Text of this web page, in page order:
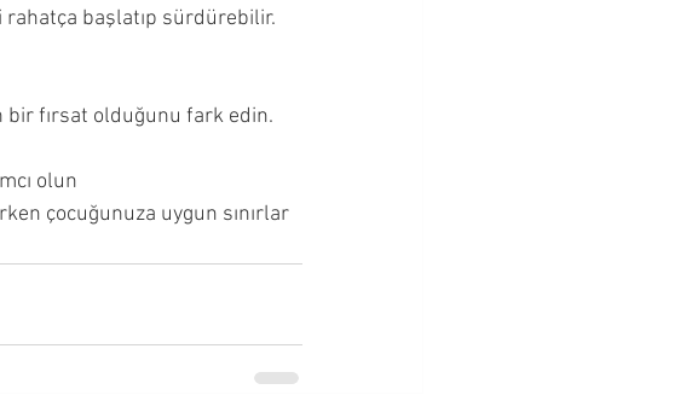
rahatça başlatıp sürdürebilir.
bir fırsat olduğunu fark edin.
olun
çocuğunuza uygun sınırlar